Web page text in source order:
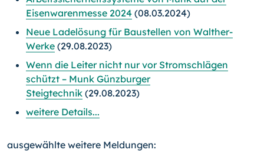
Eisenwarenmesse 2024 (08.03.2024)
Neue Ladelösung für Baustellen von Walther-
Werke (29.08.2023)
Wenn die Leiter nicht nur vor Stromschlägen
schützt – Munk Günzburger
Steigtechnik (29.08.2023)
weitere Details...
ausgewählte weitere Meldungen: